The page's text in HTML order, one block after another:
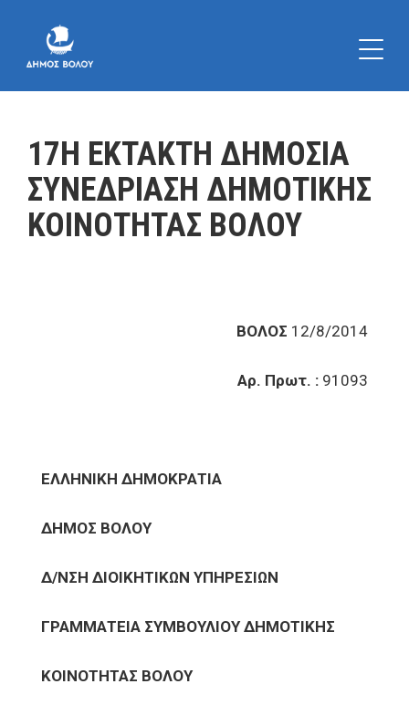
17Η ΕΚΤΑΚΤΗ ΔΗΜΟΣΙΑ
ΣΥΝΕΔΡΙΑΣΗ ΔΗΜΟΤΙΚΗΣ
ΚΟΙΝΟΤΗΤΑΣ ΒΟΛΟΥ
ΒΟΛΟΣ 12/8/2014
Αρ. Πρωτ. : 91093
ΕΛΛΗΝΙΚΗ ΔΗΜΟΚΡΑΤΙΑ
ΔΗΜΟΣ ΒΟΛΟΥ
Δ/ΝΣΗ ΔΙΟΙΚΗΤΙΚΩΝ ΥΠΗΡΕΣΙΩΝ
ΓΡΑΜΜΑΤΕΙΑ ΣΥΜΒΟΥΛΙΟΥ ΔΗΜΟΤΙΚΗΣ
ΚΟΙΝΟΤΗΤΑΣ ΒΟΛΟΥ